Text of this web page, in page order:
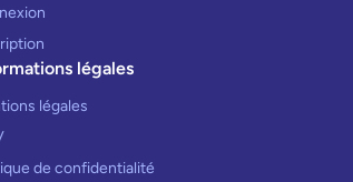
légales
légales
de confidentialité